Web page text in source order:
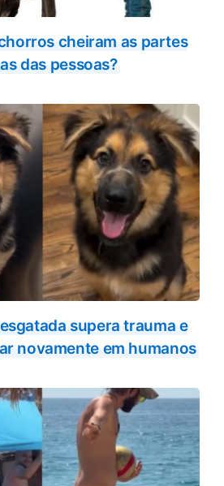
cheiram as partes
das pessoas?
supera trauma e
novamente em humanos